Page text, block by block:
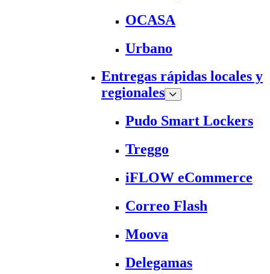
OCASA
Urbano
Entregas rápidas locales y
regionales
Pudo Smart Lockers
Treggo
iFLOW eCommerce
Correo Flash
Moova
Delegamas